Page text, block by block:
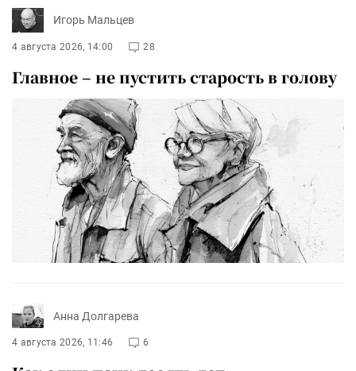
Игорь Мальцев
4 августа 2026, 14:00 28
Главное – не пустить старость в голову
Анна Долгарева
4 августа 2026, 11:46 6